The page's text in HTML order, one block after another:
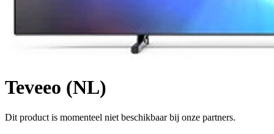
Teveeo (NL)
Dit product is momenteel niet beschikbaar bij onze partners.